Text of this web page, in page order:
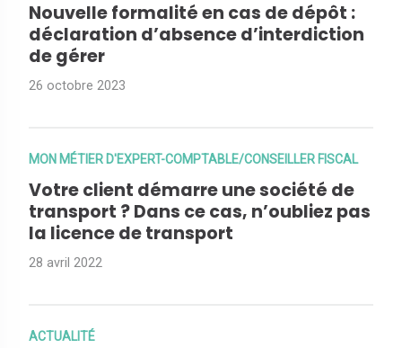
Nouvelle formalité en cas de dépôt :
déclaration d’absence d’interdiction
de gérer
26 octobre 2023
MON MÉTIER D'EXPERT-COMPTABLE/CONSEILLER FISCAL
Votre client démarre une société de
transport ? Dans ce cas, n’oubliez pas
la licence de transport
28 avril 2022
ACTUALITÉ